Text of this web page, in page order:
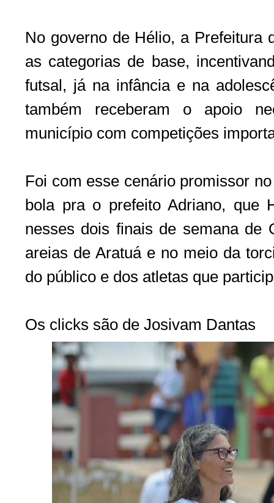
No governo de Hélio, a Prefeitura
as categorias de base,
futsal, já na infância e na
também receberam o apoio
município com competições
Foi com esse cenário promissor
bola pra o prefeito Adriano, que
nesses dois finais de semana de
areias de Aratuá e no meio da
do público e dos atletas que
Os clicks são de Josivam Dantas